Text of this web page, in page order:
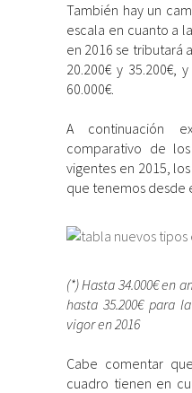
También hay un
escala en cuanto a
en 2016 se tributará
20.200€ y 35.200€,
60.000€.
A continuación
comparativo de
vigentes en 2015,
que tenemos desde
(*) Hasta 34.000€ en
hasta 35.200€ para
vigor en 2016
Cabe comentar
cuadro tienen en